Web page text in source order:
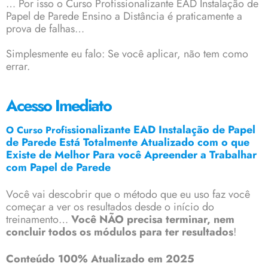
… Por isso o Curso Profissionalizante EAD Instalação de
Papel de Parede Ensino a Distância é praticamente a
prova de falhas…
Simplesmente eu falo: Se você aplicar, não tem como
errar.
Acesso Imediato
O Curso Profissionalizante EAD Instalação de Papel
de Parede Está Totalmente Atualizado com o que
Existe de Melhor Para você Apreender a Trabalhar
com Papel de Parede
Você vai descobrir que o método que eu uso faz você
começar a ver os resultados desde o início do
treinamento… Você NÃO precisa terminar, nem
concluir todos os módulos para ter resultados!
Conteúdo 100% Atualizado em 2025